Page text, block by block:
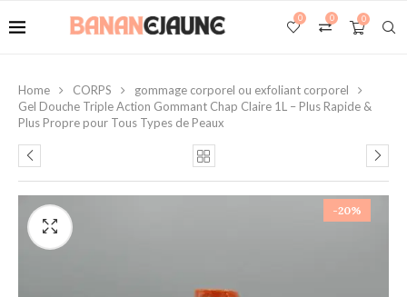
0
0
0
Home CORPS
gommage corporel ou exfoliant corporel
Gel Douche Triple Action Gommant Chap Claire 1L – Plus Rapide &
Plus Propre pour Tous Types de Peaux
-20%